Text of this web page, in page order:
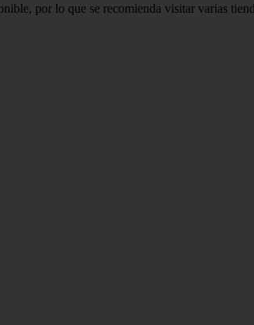
por lo que se recomienda visitar varias